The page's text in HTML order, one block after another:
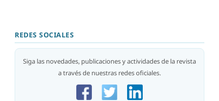
REDES SOCIALES
Siga las novedades, publicaciones y actividades de la revista
a través de nuestras redes oficiales.